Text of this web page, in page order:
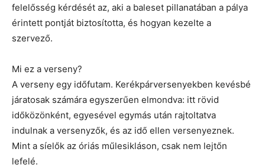
felelősség kérdését az, aki a baleset pillanatában a pálya
érintett pontját biztosította, és hogyan kezelte a
szervező.
Mi ez a verseny?
A verseny egy időfutam. Kerékpárversenyekben kevésbé
járatosak számára egyszerűen elmondva: itt rövid
időközönként, egyesével egymás után rajtoltatva
indulnak a versenyzők, és az idő ellen versenyeznek.
Mint a síelők az óriás műlesikláson, csak nem lejtőn
lefelé.